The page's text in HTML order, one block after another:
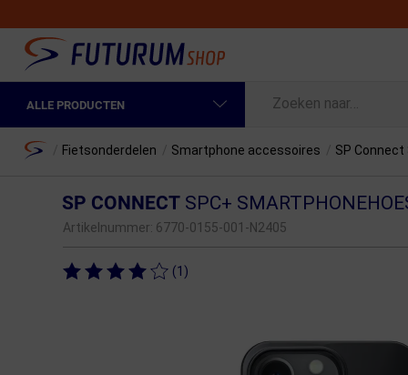
ALLE PRODUCTEN
Fietskleding Heren
Fietsonderdelen
Home Fietsonderdelen Smartphone accessoires SP
SP CONNECTSPC+
Artikelnummer: 6770-0155-001-N2405
(1)